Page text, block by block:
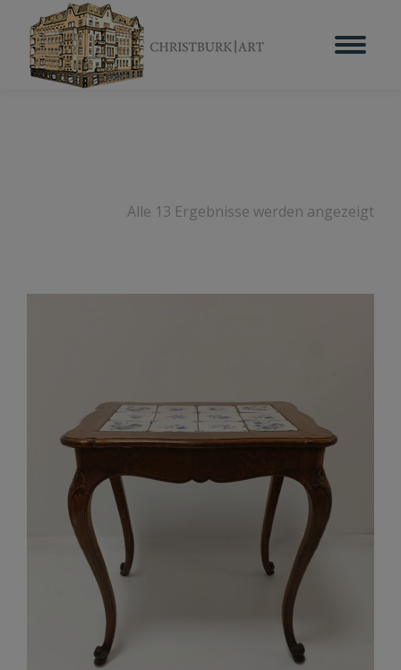
Alle 13 Ergebnisse werden angezeigt